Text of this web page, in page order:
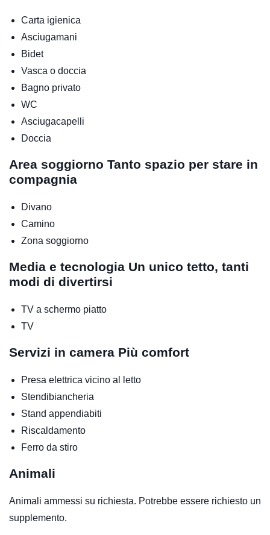
Carta igienica
Asciugamani
Bidet
Vasca o doccia
Bagno privato
WC
Asciugacapelli
Doccia
Area soggiorno Tanto spazio per stare in
compagnia
Divano
Camino
Zona soggiorno
Media e tecnologia Un unico tetto, tanti
modi di divertirsi
TV a schermo piatto
TV
Servizi in camera Più comfort
Presa elettrica vicino al letto
Stendibiancheria
Stand appendiabiti
Riscaldamento
Ferro da stiro
Animali
Animali ammessi su richiesta. Potrebbe essere richiesto un
supplemento.